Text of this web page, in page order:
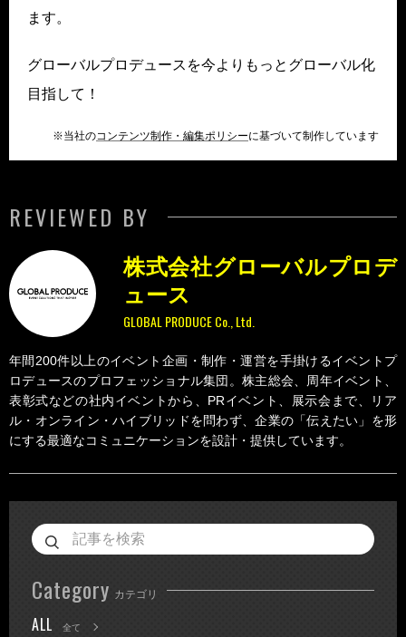
ます。
グローバルプロデュースを今よりもっとグローバル化
目指して！
※当社のコンテンツ制作・編集ポリシーに基づいて制作しています
REVIEWED BY
GLOBAL PRODUCE Co., Ltd.
株式会社グローバルプロデ
ュース
年間200件以上のイベント企画・制作・運営を手掛けるイベントプ
ロデュースのプロフェッショナル集団。株主総会、周年イベント、
表彰式などの社内イベントから、PRイベント、展示会まで、リア
ル・オンライン・ハイブリッドを問わず、企業の「伝えたい」を形
にする最適なコミュニケーションを設計・提供しています。
Category カテゴリ
ALL 全て